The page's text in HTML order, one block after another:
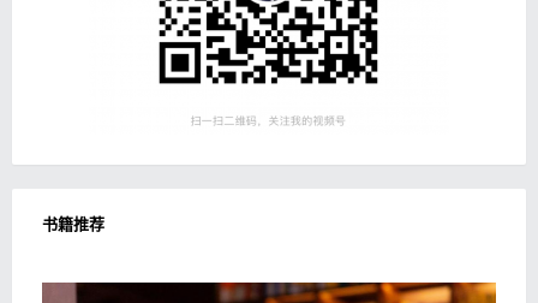
书籍推荐